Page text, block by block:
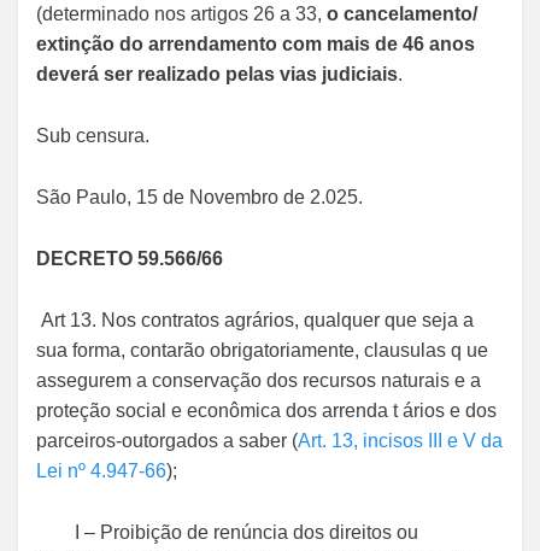
(determinado nos artigos 26 a 33, o cancelamento/
extinção do arrendamento com mais de 46 anos
deverá ser realizado pelas vias judiciais.
Sub censura.
São Paulo, 15 de Novembro de 2.025.
DECRETO 59.566/66
Art 13. Nos contratos agrários, qualquer que seja a
sua forma, contarão obrigatoriamente, clausulas q ue
assegurem a conservação dos recursos naturais e a
proteção social e econômica dos arrenda t ários e dos
parceiros-outorgados a saber (Art. 13, incisos III e V da
Lei nº 4.947-66);
I – Proibição de renúncia dos direitos ou